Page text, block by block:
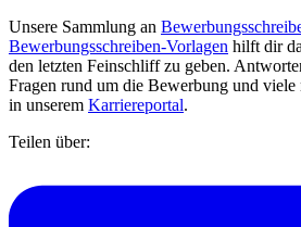
Unsere Sammlung an
Bewerbungsschreiben-Vorlagen hilft dir
den letzten Feinschliff zu geben.
Fragen rund um die Bewerbung und
in unserem Karriereportal.
Teilen über: